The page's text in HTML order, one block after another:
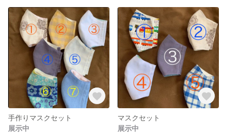
手作りマスクセット
展示中
マスクセット
展示中